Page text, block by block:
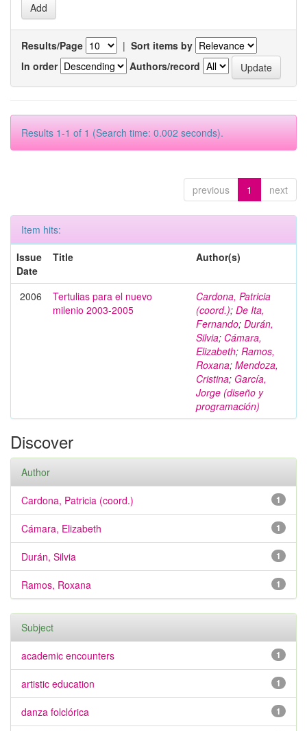
Results/Page | Sort items by
In order
Authors/record
Results 1-1 of 1 (Search time: 0.002 seconds).
previous 1 next
Item hits:
Issue
Date
Title Author(s)
2006
Tertulias para el nuevo
milenio 2003-2005
Cardona, Patricia
(coord.); De Ita,
Fernando; Durán,
Silvia; Cámara,
Elizabeth; Ramos,
Roxana; Mendoza,
Cristina; García,
Jorge (diseño y
programación)
Discover
Author
1
Cardona, Patricia (coord.)
1
Cámara, Elizabeth
1
Durán, Silvia
1
Ramos, Roxana
Subject
1
academic encounters
1
artistic education
1
danza folclórica